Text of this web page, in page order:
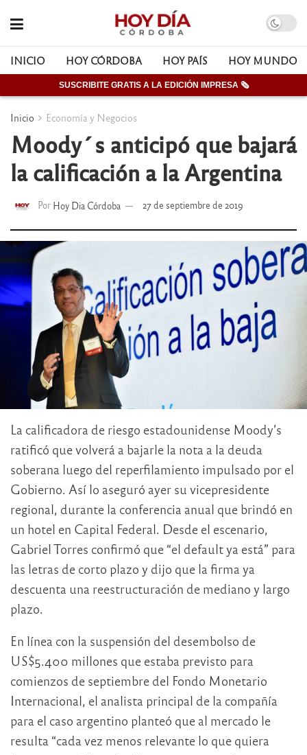
INICIO HOY CÓRDOBA HOY PAÍS HOY MUNDO
SUSCRIBITE GRATIS A LA EDICIÓN IMPRESA 🗞
Inicio Economía y Negocios
Moody´s anticipó que bajará
la calificación a la Argentina
Por Hoy Dia Córdoba 27 de septiembre de 2019
La calificadora de riesgo estadounidense Moody’s
ratificó que volverá a bajarle la nota a la deuda
soberana luego del reperfilamiento impulsado por el
Gobierno. Así lo aseguró ayer su vicepresidente
regional, durante la conferencia anual que brindó en
un hotel en Capital Federal. Desde el escenario,
Gabriel Torres confirmó que “el default ya está” para
las letras de corto plazo y dijo que la firma ya
descuenta una reestructuración de mediano y largo
plazo.
En línea con la suspensión del desembolso de
US$5.400 millones que estaba previsto para
comienzos de septiembre del Fondo Monetario
Internacional, el analista principal de la compañía
para el caso argentino planteó que al mercado le
resulta “cada vez menos relevante lo que quiera